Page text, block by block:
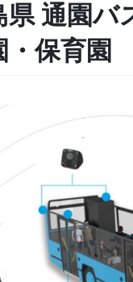
県 通園バ
・保育園